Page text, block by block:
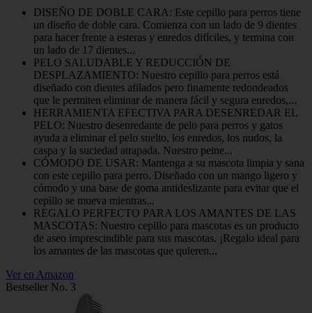
DISEÑO DE DOBLE CARA: Este cepillo para perros tiene
un diseño de doble cara. Comienza con un lado de 9 dientes
para hacer frente a esteras y enredos difíciles, y termina con
un lado de 17 dientes...
PELO SALUDABLE Y REDUCCIÓN DE
DESPLAZAMIENTO: Nuestro cepillo para perros está
diseñado con dientes afilados pero finamente redondeados
que le permiten eliminar de manera fácil y segura enredos,...
HERRAMIENTA EFECTIVA PARA DESENREDAR EL
PELO: Nuestro desenredante de pelo para perros y gatos
ayuda a eliminar el pelo suelto, los enredos, los nudos, la
caspa y la suciedad atrapada. Nuestro peine...
CÓMODO DE USAR: Mantenga a su mascota limpia y sana
con este cepillo para perro. Diseñado con un mango ligero y
cómodo y una base de goma antideslizante para evitar que el
cepillo se mueva mientras...
REGALO PERFECTO PARA LOS AMANTES DE LAS
MASCOTAS: Nuestro cepillo para mascotas es un producto
de aseo imprescindible para sus mascotas. ¡Regalo ideal para
los amantes de las mascotas que quieren...
Ver en Amazon
Bestseller No. 3